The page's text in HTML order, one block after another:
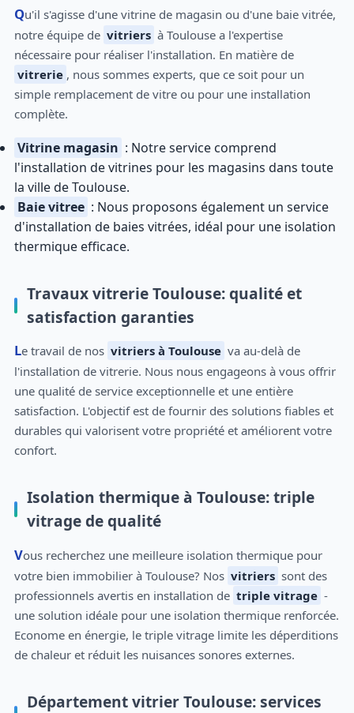
Qu'il s'agisse d'une vitrine de magasin ou d'une baie vitrée,
notre équipe de vitriers à Toulouse a l'expertise
nécessaire pour réaliser l'installation. En matière de
vitrerie , nous sommes experts, que ce soit pour un
simple remplacement de vitre ou pour une installation
complète.
Vitrine magasin : Notre service comprend
l'installation de vitrines pour les magasins dans toute
la ville de Toulouse.
Baie vitree : Nous proposons également un service
d'installation de baies vitrées, idéal pour une isolation
thermique efficace.
Travaux vitrerie Toulouse: qualité et
satisfaction garanties
Le travail de nos vitriers à Toulouse va au-delà de
l'installation de vitrerie. Nous nous engageons à vous offrir
une qualité de service exceptionnelle et une entière
satisfaction. L'objectif est de fournir des solutions fiables et
durables qui valorisent votre propriété et améliorent votre
confort.
Isolation thermique à Toulouse: triple
vitrage de qualité
Vous recherchez une meilleure isolation thermique pour
votre bien immobilier à Toulouse? Nos vitriers sont des
professionnels avertis en installation de triple vitrage -
une solution idéale pour une isolation thermique renforcée.
Econome en énergie, le triple vitrage limite les déperditions
de chaleur et réduit les nuisances sonores externes.
Département vitrier Toulouse: services